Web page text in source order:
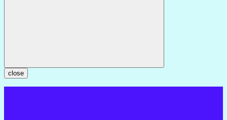
close